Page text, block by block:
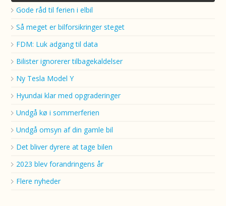
Gode råd til ferien i elbil
Så meget er bilforsikringer steget
FDM: Luk adgang til data
Bilister ignorerer tilbagekaldelser
Ny Tesla Model Y
Hyundai klar med opgraderinger
Undgå kø i sommerferien
Undgå omsyn af din gamle bil
Det bliver dyrere at tage bilen
2023 blev forandringens år
Flere nyheder